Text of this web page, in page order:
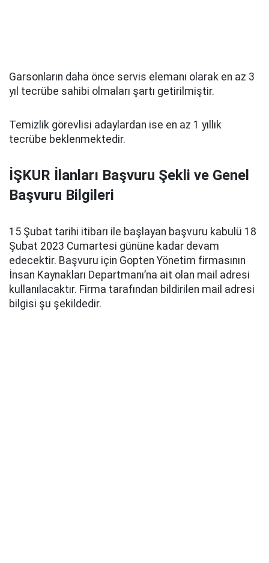
Garsonların daha önce servis elemanı olarak en az 3
yıl tecrübe sahibi olmaları şartı getirilmiştir.
Temizlik görevlisi adaylardan ise en az 1 yıllık
tecrübe beklenmektedir.
İŞKUR İlanları Başvuru Şekli ve Genel
Başvuru Bilgileri
15 Şubat tarihi itibarı ile başlayan başvuru kabulü 18
Şubat 2023 Cumartesi gününe kadar devam
edecektir. Başvuru için Gopten Yönetim firmasının
İnsan Kaynakları Departmanı’na ait olan mail adresi
kullanılacaktır. Firma tarafından bildirilen mail adresi
bilgisi şu şekildedir.